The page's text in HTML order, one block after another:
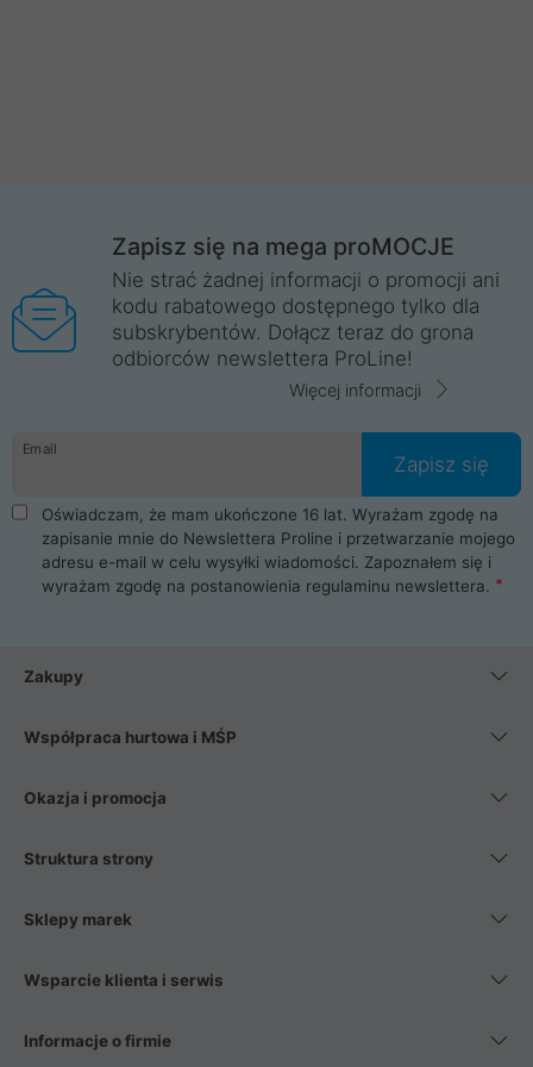
Zapisz się na mega proMOCJE
Nie strać żadnej informacji o promocji ani
kodu rabatowego dostępnego tylko dla
subskrybentów. Dołącz teraz do grona
odbiorców newslettera ProLine!
Więcej informacji
Email
Zapisz się
Oświadczam, że mam ukończone 16 lat. Wyrażam zgodę na
zapisanie mnie do Newslettera Proline i przetwarzanie mojego
adresu e-mail w celu wysyłki wiadomości. Zapoznałem się i
wyrażam zgodę na postanowienia regulaminu newslettera.
Zakupy
Współpraca hurtowa i MŚP
Okazja i promocja
Struktura strony
Sklepy marek
Wsparcie klienta i serwis
Informacje o firmie